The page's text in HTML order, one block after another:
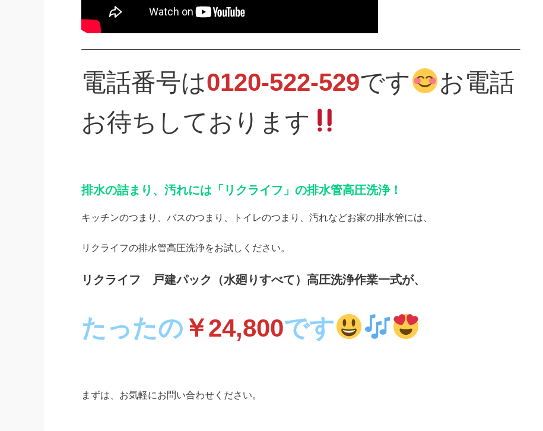
電話番号は0120-522-529です
お電話
お待ちしております
排水の詰まり、汚れには「リクライフ」の排水管高圧洗浄！
キッチンのつまり、バスのつまり、トイレのつまり、汚れなどお家の排水管には、
リクライフの排水管高圧洗浄をお試しください。
リクライフ 戸建パック（水廻りすべて）高圧洗浄作業一式が、
たったの ￥24,800です
まずは、お気軽にお問い合わせください。